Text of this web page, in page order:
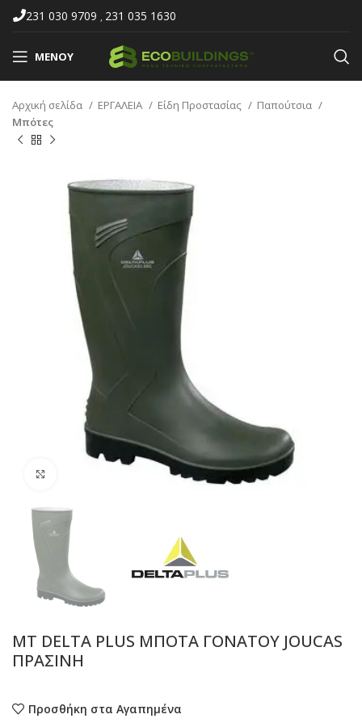
231 030 9709 , 231 035 1630
ΜΕΝΟΎ
Αρχική σελίδα ΕΡΓΑΛΕΙΑ Είδη Προστασίας
Παπούτσια
Μπότες
MT DELTA PLUS ΜΠΟΤΑ ΓΟΝΑΤΟΥ JOUCAS
ΠΡΑΣΙΝΗ
Προσθήκη στα Αγαπημένα